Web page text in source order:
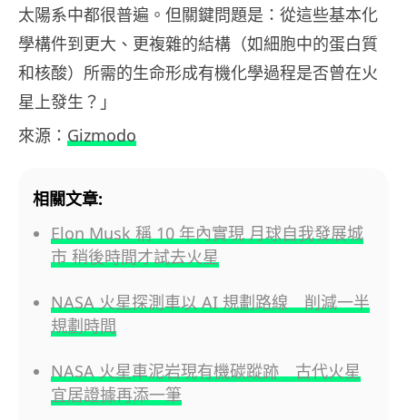
太陽系中都很普遍。但關鍵問題是：從這些基本化
學構件到更大、更複雜的結構（如細胞中的蛋白質
和核酸）所需的生命形成有機化學過程是否曾在火
星上發生？」
來源： Gizmodo
相關文章:
Elon Musk 稱 10 年內實現 月球自我發展城
市 稍後時間才試去火星
NASA 火星探測車以 AI 規劃路線 削減一半
規劃時間
NASA 火星車泥岩現有機碳蹤跡 古代火星
宜居證據再添一筆